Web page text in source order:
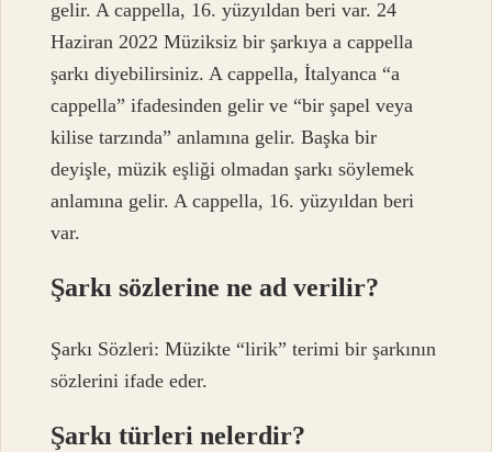
gelir. A cappella, 16. yüzyıldan beri var. 24
Haziran 2022 Müziksiz bir şarkıya a cappella
şarkı diyebilirsiniz. A cappella, İtalyanca “a
cappella” ifadesinden gelir ve “bir şapel veya
kilise tarzında” anlamına gelir. Başka bir
deyişle, müzik eşliği olmadan şarkı söylemek
anlamına gelir. A cappella, 16. yüzyıldan beri
var.
Şarkı sözlerine ne ad verilir?
Şarkı Sözleri: Müzikte “lirik” terimi bir şarkının
sözlerini ifade eder.
Şarkı türleri nelerdir?